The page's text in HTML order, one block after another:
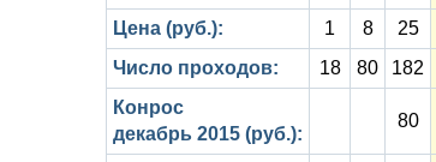
Цена (руб.):
1 8 25
Число проходов:
18 80 182
Конрос
декабрь 2015 (руб.):
80